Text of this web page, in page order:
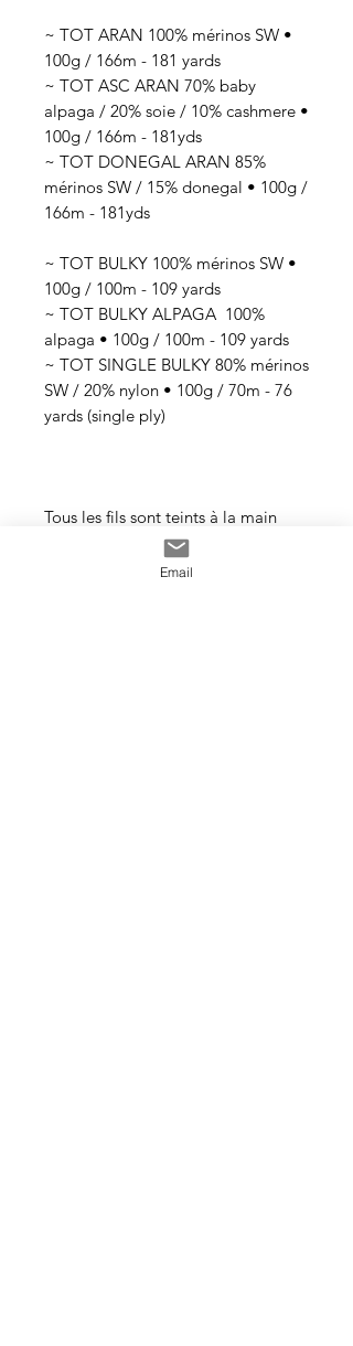
~ TOT ARAN 100% mérinos SW •
100g / 166m - 181 yards
~ TOT ASC ARAN 70% baby
alpaga / 20% soie / 10% cashmere •
100g / 166m - 181yds
~ TOT DONEGAL ARAN 85%
mérinos SW / 15% donegal • 100g /
166m - 181yds
~ TOT BULKY 100% mérinos SW •
100g / 100m - 109 yards
~ TOT BULKY ALPAGA 100%
alpaga • 100g / 100m - 109 yards
~ TOT SINGLE BULKY 80% mérinos
SW / 20% nylon • 100g / 70m - 76
yards (single ply)
Tous les fils sont teints à la main
avec des teintures acides
professionnelles non toxiques. Tous
Email